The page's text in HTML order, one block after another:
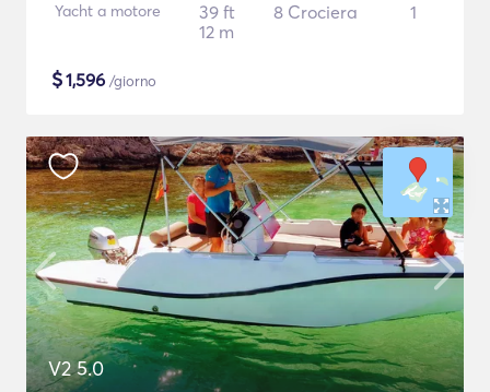
Yacht a motore
39 ft
12 m
8 Crociera 1
$1,596 /giorno
V2 5.0